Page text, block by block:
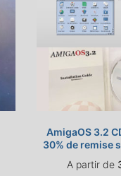
AmigaOS 3.2
30% de remise
A partir de